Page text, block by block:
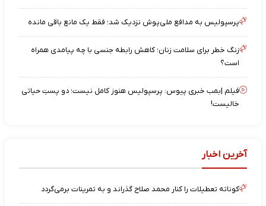
پرسپولیس به مدافع ملی‌پوش نزدیک شد؛ فقط یک مانع باقی مانده
زنگ خطر برای سلامت زنان؛ کاهش رابطه جنسی با چه پیامدی همراه
است؟
فیلم |بمب خبری پیوس: پرسپولیس هنوز کامل نیست؛ دو پستِ حیاتی
خالیست!
آخرین اخبار
کوناته تعطیلات را کنار محمد صلاح گذراند و به تمرینات برمی‌گردد